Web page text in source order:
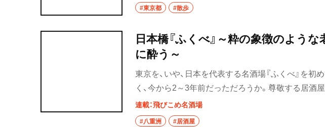
図鑑」。でも、なんでこの88個になったのか？ 悩み
#東京都 #散歩
日本橋『ふくべ』～粋の象徴のよう
に酔う～
東京を、いや、日本を代表する名酒場『ふくべ』を初
く、今から2～3年前だっただろうか。尊敬する居酒
場探訪番組で紹介する定番のお店で、こんな世界が
どその圧倒的な風格に、とても自分のような若造が
連載：飛びこめ名酒場
#八重洲 #居酒屋